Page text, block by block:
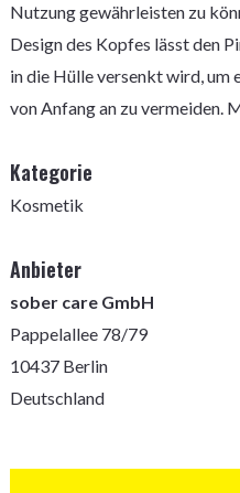
Nutzung gewährleisten zu
Design des Kopfes lässt den
in die Hülle versenkt wird, um
von Anfang an zu vermeiden.
Kategorie
Kosmetik
Anbieter
sober care GmbH
Pappelallee 78/79
10437 Berlin
Deutschland